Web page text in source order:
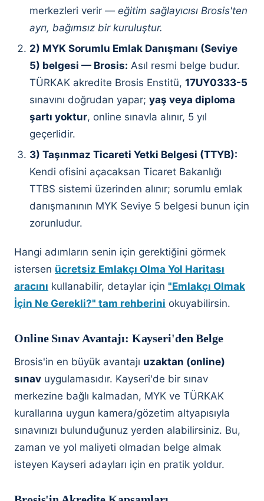
merkezleri verir — eğitim sağlayıcısı Brosis'ten
ayrı, bağımsız bir kuruluştur.
2) MYK Sorumlu Emlak Danışmanı (Seviye
5) belgesi — Brosis: Asıl resmi belge budur.
TÜRKAK akredite Brosis Enstitü, 17UY0333-5
sınavını doğrudan yapar; yaş veya diploma
şartı yoktur, online sınavla alınır, 5 yıl
geçerlidir.
3) Taşınmaz Ticareti Yetki Belgesi (TTYB):
Kendi ofisini açacaksan Ticaret Bakanlığı
TTBS sistemi üzerinden alınır; sorumlu emlak
danışmanının MYK Seviye 5 belgesi bunun için
zorunludur.
Hangi adımların senin için gerektiğini görmek
istersen ücretsiz Emlakçı Olma Yol Haritası
aracını kullanabilir, detaylar için "Emlakçı Olmak
İçin Ne Gerekli?" tam rehberini okuyabilirsin.
Online Sınav Avantajı: Kayseri'den Belge
Brosis'in en büyük avantajı uzaktan (online)
sınav uygulamasıdır. Kayseri'de bir sınav
merkezine bağlı kalmadan, MYK ve TÜRKAK
kurallarına uygun kamera/gözetim altyapısıyla
sınavınızı bulunduğunuz yerden alabilirsiniz. Bu,
zaman ve yol maliyeti olmadan belge almak
isteyen Kayseri adayları için en pratik yoldur.